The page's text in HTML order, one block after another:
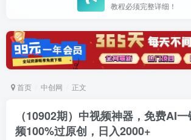
教程必须完整详细！
首页 中创网 正文
（10902期）中视频神器，免费AI
频100%过原创，日入2000+